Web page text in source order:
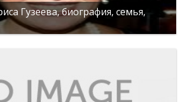
Гузеева, биография, семья,